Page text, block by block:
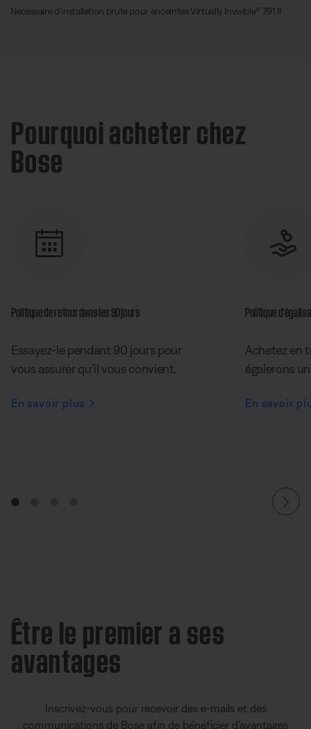
Nécessaire d’installation brute pour enceintes Virtually Invisible® 791 II
Pourquoi acheter chez
Bose
Politique de retour dans les 90 jours
Essayez-le pendant 90 jours pour
vous assurer qu’il vous convient.
En savoir plus
Politique
Achetez en
égalerons
En savoir
Être le premier a ses
avantages
Inscrivez-vous pour recevoir des e-mails et des
communications de Bose afin de bénéficier d’avantages